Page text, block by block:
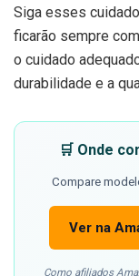
Siga esses
ficarão sempre
o cuidado
durabilidade e a
🛒 Onde
Compare
Ver na
Como afiliados